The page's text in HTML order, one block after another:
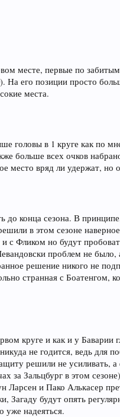
месте, первые по
На его позиции просто
места.
головы в 1 круге как по
больше всех очков
место вряд ли удержат,
конца сезона. В
в этом сезоне
с Фликом но будут
проблем не
решение никого не
странная с
круге и как и у
не годится, ведь для
решили не усиливать,
за Зальцбург в этом
Ларсен и Пако Алькасер
будут опять
уже надеяться.